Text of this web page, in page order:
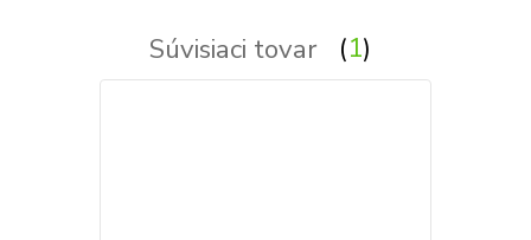
Súvisiaci tovar 1